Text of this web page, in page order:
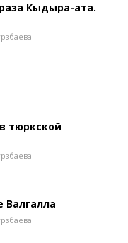
Кыдыра-ата.
тюркской
Валгалла